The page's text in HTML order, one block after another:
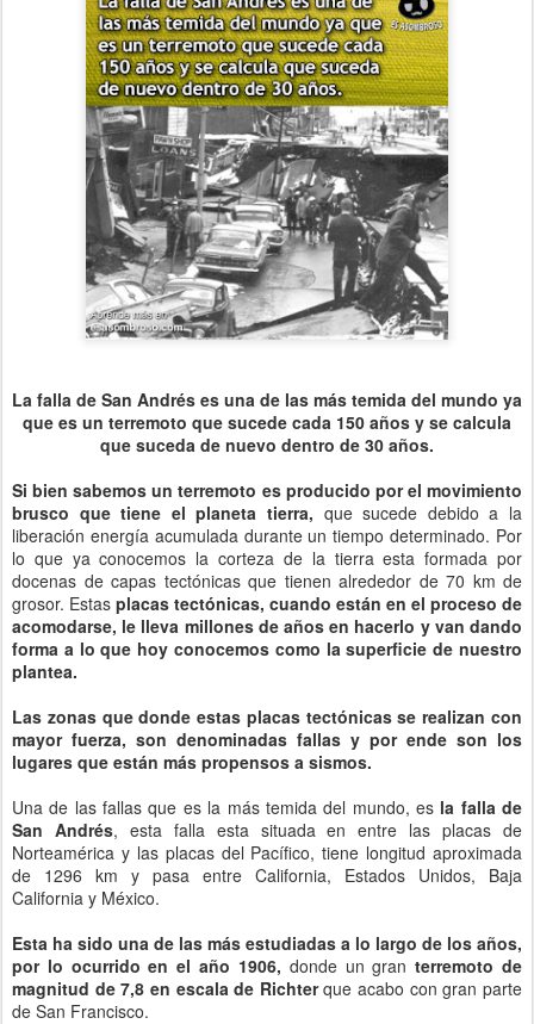
La falla de San Andrés es una de las más temida del mundo ya
que es un terremoto que sucede cada 150 años y se calcula
que suceda de nuevo dentro de 30 años.
Si bien sabemos un terremoto es producido por el movimiento
brusco que tiene el planeta tierra, que sucede debido a la
liberación energía acumulada durante un tiempo determinado. Por
lo que ya conocemos la corteza de la tierra esta formada por
docenas de capas tectónicas que tienen alrededor de 70 km de
grosor. Estas placas tectónicas, cuando están en el proceso de
acomodarse, le lleva millones de años en hacerlo y van dando
forma a lo que hoy conocemos como la superficie de nuestro
plantea.
Las zonas que donde estas placas tectónicas se realizan con
mayor fuerza, son denominadas fallas y por ende son los
lugares que están más propensos a sismos.
Una de las fallas que es la más temida del mundo, esla falla de
San Andrés, esta falla esta situada en entre las placas de
Norteamérica y las placas del Pacífico, tiene longitud aproximada
de 1296 km y pasa entre California, Estados Unidos, Baja
California y México.
Esta ha sido una de las más estudiadas a lo largo de los años,
por lo ocurrido en el año 1906, donde un granterremoto de
magnitud de 7,8 en escala de Richterque acabo con gran parte
de San Francisco.